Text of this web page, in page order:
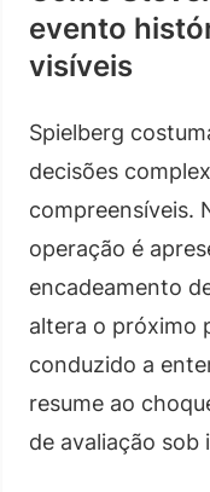
evento
visíveis
Spielberg
decisões
compreensíveis.
operação é
encadeamento
altera o próximo
conduzido a
resume ao
de avaliação sob